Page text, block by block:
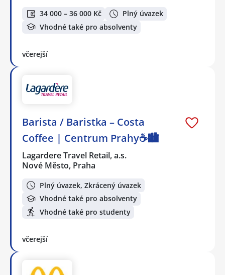
34 000 – 36 000 Kč
Plný úvazek
Vhodné také pro absolventy
včerejší
Barista / Baristka – Costa
Coffee | Centrum Prahy☕️🏙️
Lagardere Travel Retail, a.s.
Nové Město, Praha
Plný úvazek, Zkrácený úvazek
Vhodné také pro absolventy
Vhodné také pro studenty
včerejší